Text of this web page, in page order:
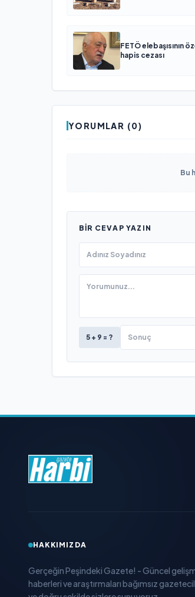
FETÖ elebaşısının
hapis cezası
YORUMLAR (0)
Bu
BIR CEVAP YAZIN
5 + 9 = ?
HAKKIMIZDA
Gerçeğin Peşindeki Gazete! - Güncel
haberleri ve araştırmaları bağımsız